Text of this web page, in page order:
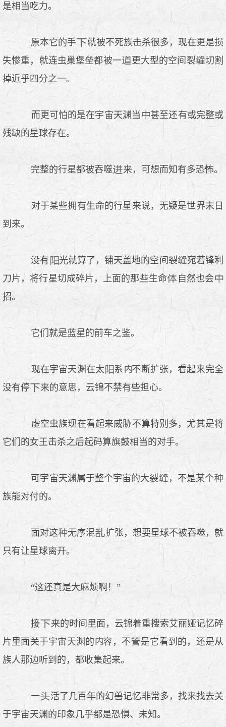
是相当吃力。
原本它的手
就被不死族击杀很多，现在更是损
失惨重，就连虫巢堡垒都被一
更大型的空间裂
切割
掉近乎四分之一。
而更可怕的是在宇宙天渊当
甚至还有或完整或
残缺的星球存在。
完整的行星都被吞噬 来，可想而知有多恐怖。
对于某些拥有生命的行星来说，无疑是世界末日
到来。
没有 光就算了，铺天盖地的空间裂
宛若锋利
刀片，将行星切成碎片，上面的那些生命
自然也会
招。
它们就是蓝星的前车之鉴。
现在宇宙天渊在太 系
不断扩张，看起来完全
没有停
来的意思，云锦不禁有些担心。
虚空虫族现在看起来威胁不算特别多，尤其是将
它们的女王击杀之后起码算旗鼓相当的对手。
可宇宙天渊属于整个宇宙的大裂
，不是某个
族能对付的。
面对这 无序混
扩张，想要星球不被吞噬，就
只有让星球离开。
“这还真是大麻烦啊！”
接
来的时间里面，云锦着重搜索艾丽娅记忆碎
片里面关于宇宙天渊的
容，不
是它看到的，还是从
族人那边听到的，都收集起来。
一
活了几百年的幻兽记忆非常多，找来找去关
于宇宙天渊的印象几乎都是恐惧、未知。